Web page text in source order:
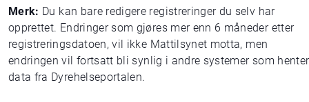
Merk: Du kan bare redigere registreringer du selv har
opprettet. Endringer som gjøres mer enn 6 måneder etter
registreringsdatoen, vil ikke Mattilsynet motta, men
endringen vil fortsatt bli synlig i andre systemer som henter
data fra Dyrehelseportalen.